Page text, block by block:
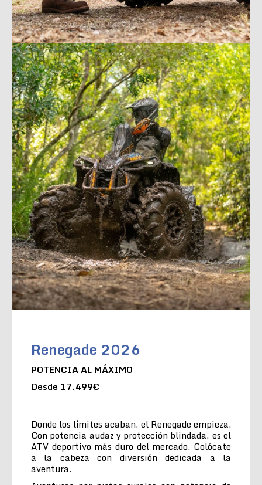
Renegade 2026
POTENCIA AL MÁXIMO
Desde 17.499€
Donde los límites acaban, el Renegade empieza.
Con potencia audaz y protección blindada, es el
ATV deportivo más duro del mercado. Colócate
a la cabeza con diversión dedicada a la
aventura.